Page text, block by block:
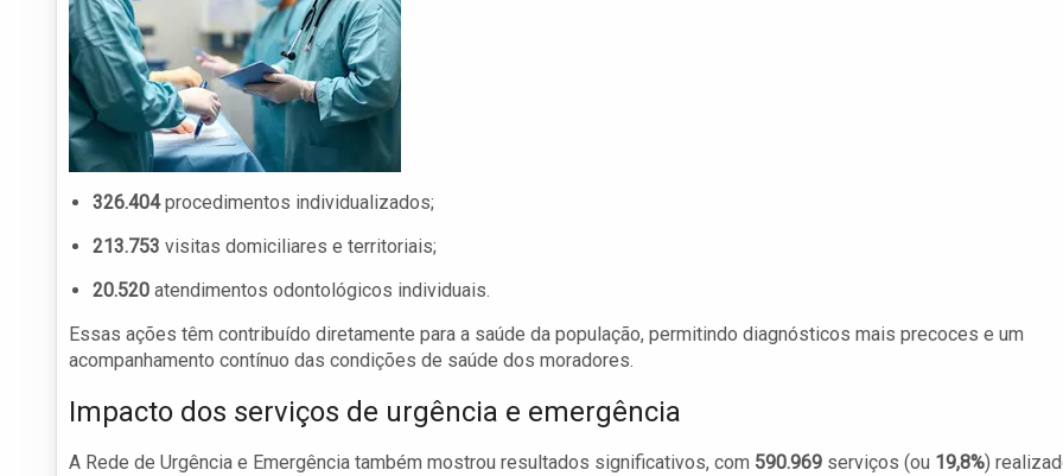
326.404procedimentos individualizados;
213.753 visitas domiciliares e territoriais;
20.520 atendimentos odontológicos individuais.
Essas ações têm contribuído diretamente para a saúde da população, permitindo diagnósticos mais precoces e um
acompanhamento contínuo das condições de saúde dos moradores.
Impacto dos serviços de urgência e emergência
A Rede de Urgência e Emergência também mostrou resultados significativos, com 590.969 serviços (ou 19,8%)